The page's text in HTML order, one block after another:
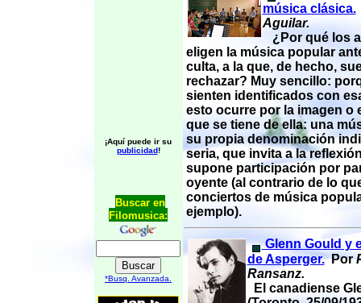
¡Aquí puede ir su
publicidad!
Buscar en
Filomusica:
*Busq. Avanzada.
música clásica.
Aguilar.
¿Por qué los
eligen la música popular
culta, a la que, de hecho,
rechazar? Muy sencillo:
sienten identificados con
esto ocurre por la imagen o
que se tiene de ella: una
su propia denominación
seria, que invita a la
supone participación por
oyente (al contrario de lo
conciertos de música
ejemplo).
Glenn Gould y
de Asperger. Por
Ransanz.
El canadiense